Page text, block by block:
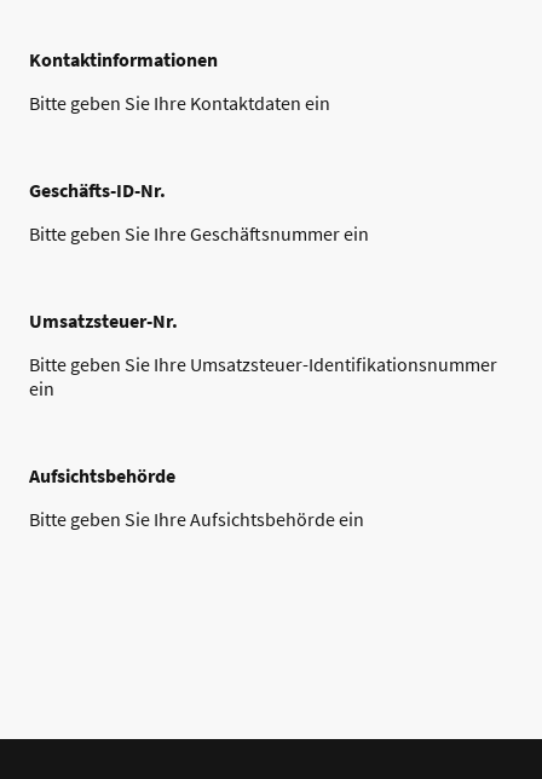
Kontaktinformationen
Bitte geben Sie Ihre Kontaktdaten ein
Geschäfts-ID-Nr.
Bitte geben Sie Ihre Geschäftsnummer ein
Umsatzsteuer-Nr.
Bitte geben Sie Ihre Umsatzsteuer-Identifikationsnummer
ein
Aufsichtsbehörde
Bitte geben Sie Ihre Aufsichtsbehörde ein